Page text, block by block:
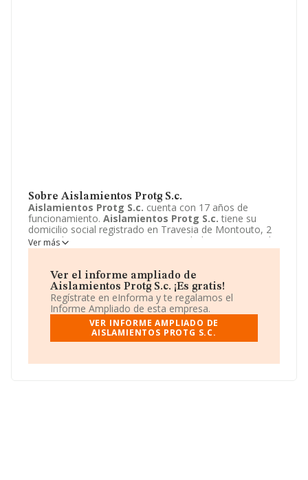
Sobre Aislamientos Protg S.c.
Aislamientos Protg S.c. cuenta con 17 años de
funcionamiento. Aislamientos Protg S.c. tiene su
domicilio social registrado en Travesia de Montouto, 2
D, teo, la Coruña. Enmarca su actividad CNAE principal
como 4324 - Otras instalaciones en obras de
como Sociedad civil.
Ver más
Ver el informe ampliado de
Aislamientos Protg S.c. ¡Es gratis!
Regístrate en eInforma y te regalamos el
Informe Ampliado de esta empresa.
VER INFORME AMPLIADO DE
AISLAMIENTOS PROTG S.C.